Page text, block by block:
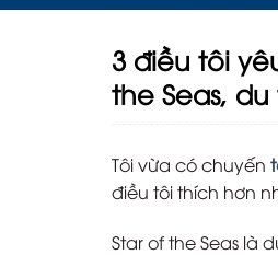
3 điều tôi
the Seas,
Tôi vừa có chuyến
điều tôi thích hơn
Star of the Seas là